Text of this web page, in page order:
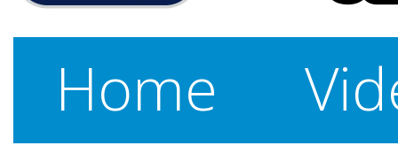
Home